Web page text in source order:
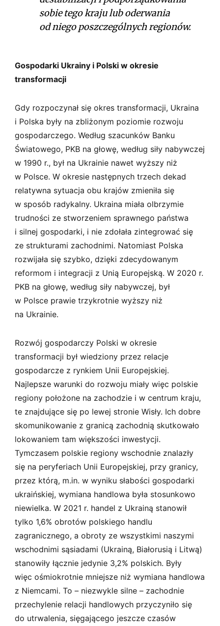
sobie tego kraju lub oderwania
od niego poszczególnych regionów.
Gospodarki Ukrainy i Polski w okresie
transformacji
Gdy rozpoczynał się okres transformacji, Ukraina
i Polska były na zbliżonym poziomie rozwoju
gospodarczego. Według szacunków Banku
Światowego, PKB na głowę, według siły nabywczej
w 1990 r., był na Ukrainie nawet wyższy niż
w Polsce. W okresie następnych trzech dekad
relatywna sytuacja obu krajów zmieniła się
w sposób radykalny. Ukraina miała olbrzymie
trudności ze stworzeniem sprawnego państwa
i silnej gospodarki, i nie zdołała zintegrować się
ze strukturami zachodnimi. Natomiast Polska
rozwijała się szybko, dzięki zdecydowanym
reformom i integracji z Unią Europejską. W 2020 r.
PKB na głowę, według siły nabywczej, był
w Polsce prawie trzykrotnie wyższy niż
na Ukrainie.
Rozwój gospodarczy Polski w okresie
transformacji był wiedziony przez relacje
gospodarcze z rynkiem Unii Europejskiej.
Najlepsze warunki do rozwoju miały więc polskie
regiony położone na zachodzie i w centrum kraju,
te znajdujące się po lewej stronie Wisły. Ich dobre
skomunikowanie z granicą zachodnią skutkowało
lokowaniem tam większości inwestycji.
Tymczasem polskie regiony wschodnie znalazły
się na peryferiach Unii Europejskiej, przy granicy,
przez którą, m.in. w wyniku słabości gospodarki
ukraińskiej, wymiana handlowa była stosunkowo
niewielka. W 2021 r. handel z Ukrainą stanowił
tylko 1,6% obrotów polskiego handlu
zagranicznego, a obroty ze wszystkimi naszymi
wschodnimi sąsiadami (Ukrainą, Białorusią i Litwą)
stanowiły łącznie jedynie 3,2% polskich. Były
więc ośmiokrotnie mniejsze niż wymiana handlowa
z Niemcami. To – niezwykle silne – zachodnie
przechylenie relacji handlowych przyczyniło się
do utrwalenia, sięgającego jeszcze czasów